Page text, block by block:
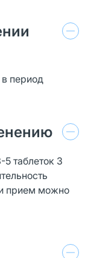
период
таблеток 3
прием можно